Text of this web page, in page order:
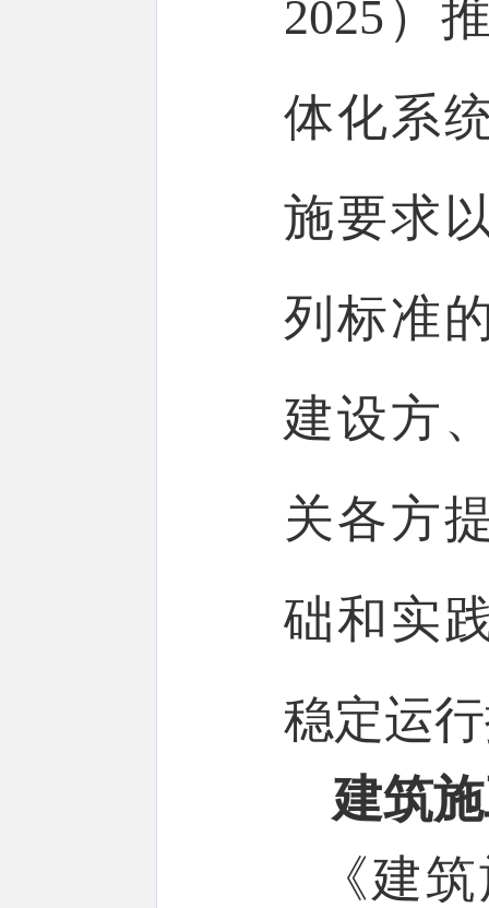
2025）
体化系
施要求
列标准
建设方
关各方
础和实
稳定运
建筑
《建